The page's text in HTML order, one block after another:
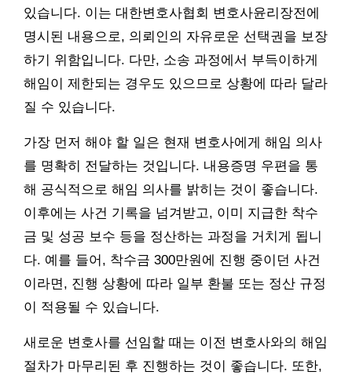
있습니다. 이는 대한변호사협회 변호사윤리장전에
명시된 내용으로, 의뢰인의 자유로운 선택권을 보장
하기 위함입니다. 다만, 소송 과정에서 부득이하게
해임이 제한되는 경우도 있으므로 상황에 따라 달라
질 수 있습니다.
가장 먼저 해야 할 일은 현재 변호사에게 해임 의사
를 명확히 전달하는 것입니다. 내용증명 우편을 통
해 공식적으로 해임 의사를 밝히는 것이 좋습니다.
이후에는 사건 기록을 넘겨받고, 이미 지급한 착수
금 및 성공 보수 등을 정산하는 과정을 거치게 됩니
다. 예를 들어, 착수금 300만원에 진행 중이던 사건
이라면, 진행 상황에 따라 일부 환불 또는 정산 규정
이 적용될 수 있습니다.
새로운 변호사를 선임할 때는 이전 변호사와의 해임
절차가 마무리된 후 진행하는 것이 좋습니다. 또한,